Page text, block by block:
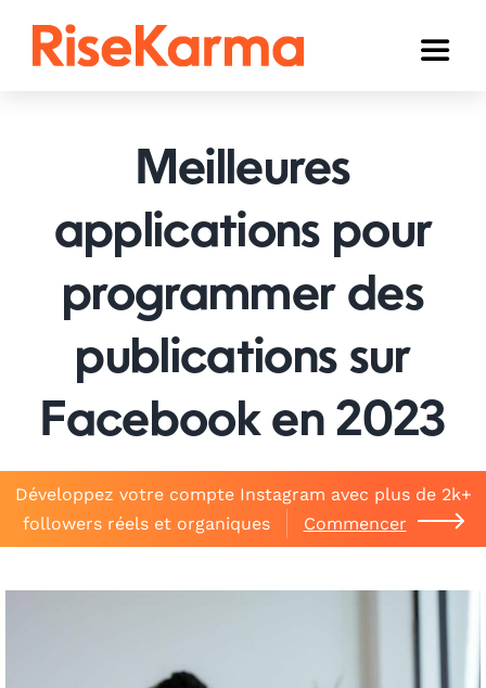
Toggle
Twitter (𝕏)
Autres
Panier
Meilleures
applications pour
programmer des
publications sur
Facebook en 2023
Développez votre compte Instagram avec plus de 2k+
followers réels et organiques
Commencer